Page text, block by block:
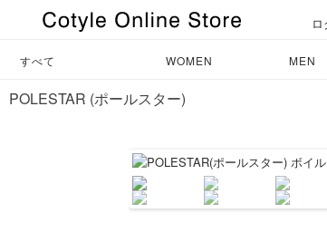
すべて WOMEN MEN
POLESTAR (ポールスター)